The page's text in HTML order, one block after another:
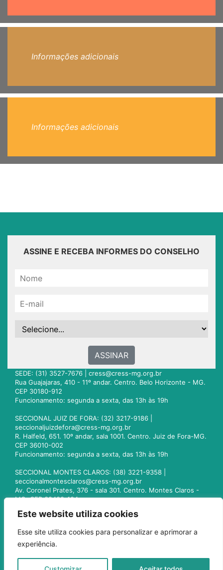
Este website utiliza cookies
Esse site utiliza cookies para personalizar e aprimorar a
experiência.
Informações adicionais
Informações adicionais
ASSINE E RECEBA INFORMES DO CONSELHO
ASSINAR
SEDE: (31) 3527-7676 | cress@cress-mg.org.br
Rua Guajajaras, 410 - 11º andar. Centro. Belo Horizonte - MG.
CEP 30180-912
Funcionamento: segunda a sexta, das 13h às 19h
SECCIONAL JUIZ DE FORA: (32) 3217-9186 |
seccionaljuizdefora@cress-mg.org.br
R. Halfeld, 651. 10º andar, sala 1001. Centro. Juiz de Fora-MG.
CEP 36010-002
Funcionamento: segunda a sexta, das 13h às 19h
SECCIONAL MONTES CLAROS: (38) 3221-9358 |
seccionalmontesclaros@cress-mg.org.br
Av. Coronel Prates, 376 - sala 301. Centro. Montes Claros -
MG. CEP 39400-104
seccionaluberlandia@cress-mg.org.br
Av. Afonso Pena, 547 - sala 101. Uberlândia - MG. CEP